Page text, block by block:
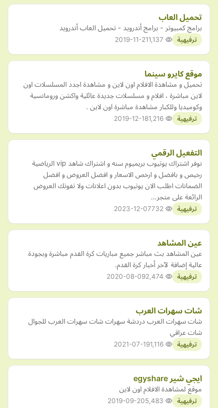
تحميل العاب
برامج كمبيوتر - برامج أندرويد - تحميل العاب أندرويد
ترفيهية 2019-11-21
موقع كايرو سينما
تحميل و مشاهدة الافلام اون لاين و مشاهدة اجدد المسلسلات اون
لاين مباشرة ، افلام و مسلسلات جديدة عائلية واكشن ورومانسية
وكوميديا وللكبار مشاهدة مباشرة اون لاين .
ترفيهية 2019-12-18
التفعيل الرقمي
نوفر اشتراك يوتيوب بريميوم سنه و اشتراك شاهد vip الرياضية
رخيص و بافضل و ارخص الاسعار و افضل العروض و افضل
الضمانات اطلب الان يوتيوب بدون اعلانات ولا تفوتك العروض
الرائعة على متجر…
ترفيهية 2023-12-07
عين المشاهد
عين المشاهد بث مباشر جميع مباريات كرة القدم مباشرة وبجودة
عالية إضافة لآخر أخبار كرة القدم.
ترفيهية 2020-08-09
شات سهرات العرب
شات سهرات العرب دردشة سهرات شات سهرات العرب للجوال
شات عراقي
ترفيهية 2021-07-19
ايجي شير egyshare
موقع لمشاهدة الافلام اون لاين
ترفيهية 2019-09-20